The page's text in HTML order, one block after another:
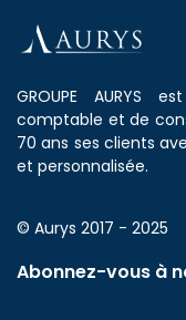
GROUPE AURYS
comptable et de
70 ans ses clients
et personnalisée.
© Aurys 2017 - 2025
Abonnez-vous à